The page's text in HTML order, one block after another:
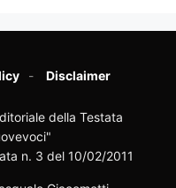
Disclaimer
della Testata
n. 3 del 10/02/2011